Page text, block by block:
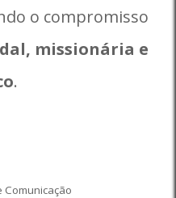
o compromisso
missionária e
.
Comunicação